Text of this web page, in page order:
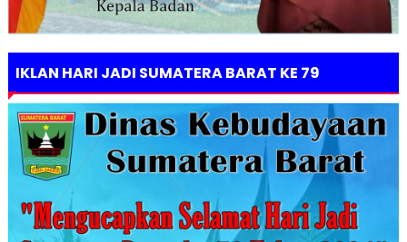
IKLAN HARI JADI SUMATERA BARAT KE 79